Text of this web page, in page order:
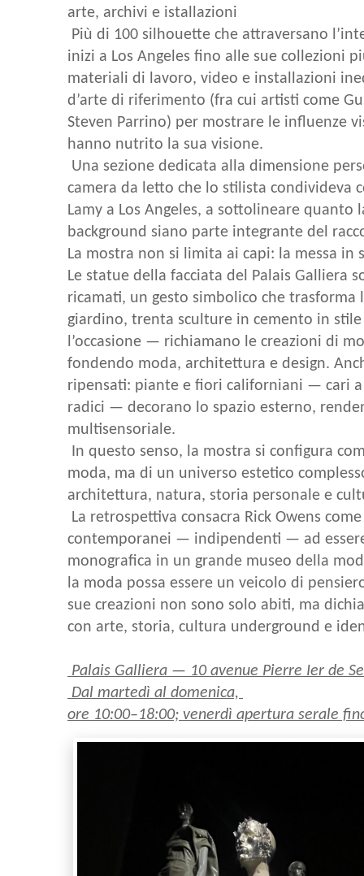
arte, archivi e istallazioni
Più di 100 silhouette che attraversano
inizi a Los Angeles fino alle sue collezioni
materiali di lavoro, video e installazioni
d’arte di riferimento (fra cui artisti come
Steven Parrino) per mostrare le influenze
hanno nutrito la sua visione.
Una sezione dedicata alla dimensione
camera da letto che lo stilista condivideva
Lamy a Los Angeles, a sottolineare quanto
background siano parte integrante del
La mostra non si limita ai capi: la messa in
Le statue della facciata del Palais Galliera
ricamati, un gesto simbolico che trasforma
giardino, trenta sculture in cemento in
l’occasione — richiamano le creazioni di
fondendo moda, architettura e design.
ripensati: piante e fiori californiani — cari a
radici — decorano lo spazio esterno,
multisensoriale.
In questo senso, la mostra si configura
moda, ma di un universo estetico
architettura, natura, storia personale e
La retrospettiva consacra Rick Owens
contemporanei — indipendenti — ad
monografica in un grande museo della
la moda possa essere un veicolo di
sue creazioni non sono solo abiti, ma
con arte, storia, cultura underground e
Palais Galliera — 10 avenue Pierre Ier de
Dal martedì al domenica,
ore 10:00–18:00; venerdì apertura serale